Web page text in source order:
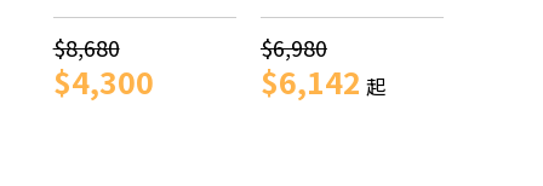
$8,680
$4,300
$6,980
$6,142 起